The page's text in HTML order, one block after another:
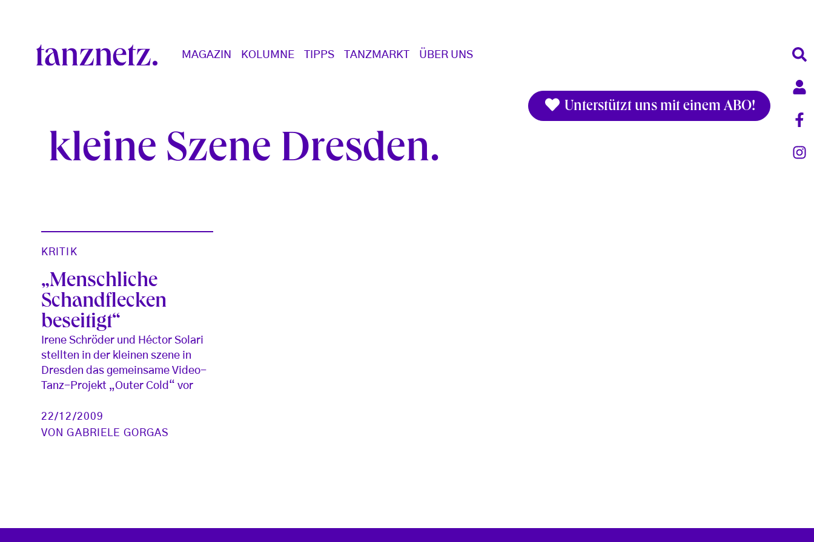
Main navigation
MAGAZIN KOLUMNE TIPPS TANZMARKT ÜBER UNS
Unterstützt uns mit einem ABO!
kleine Szene Dresden
KRITIK
„Menschliche
Schandflecken
beseitigt“
Irene Schröder und Héctor Solari
stellten in der kleinen szene in
Dresden das gemeinsame Video-
Tanz-Projekt „Outer Cold“ vor
22/12/2009
VONGABRIELE GORGAS